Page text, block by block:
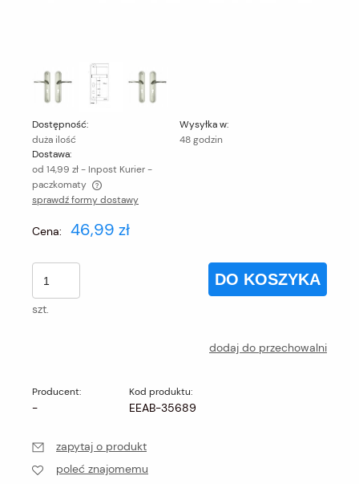
Dostępność:
duża ilość
Wysyłka w:
48 godzin
Dostawa:
od 14,99 zł- Inpost Kurier -
paczkomaty
Cena nie zawiera ewentualnych kosztów płatności
sprawdź formy dostawy
Cena: 46,99 zł
szt.
DO KOSZYKA
dodaj do przechowalni
Producent:
-
Kod produktu:
EEAB-35689
zapytaj o produkt
poleć znajomemu